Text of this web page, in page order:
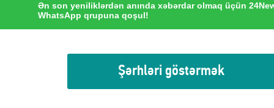
Ən son yeniliklərdən anında xəbərdar olmaq üçün
WhatsApp qrupuna qoşul!
Şərhləri göstərmək